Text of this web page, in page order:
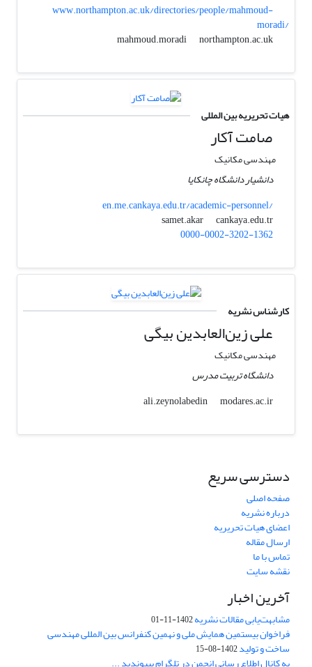
www.northampton.ac.uk/directories/people/mahmoud-
moradi/
mahmoud.moradi
northampton.ac.uk
هیات تحریریه بین المللی
صامت آکار
مهندسی مکانیک
دانشیار دانشگاه چانکایا
en.me.cankaya.edu.tr/academic-personnel/
samet.akar
cankaya.edu.tr
0000-0002-3202-1362
کارشناس نشریه
علی زین‌العابدین بیگی
مهندسی مکانیک
دانشگاه تربیت مدرس
ali.zeynolabedin
modares.ac.ir
دسترسی سریع
صفحه اصلی
درباره نشریه
اعضای هیات تحریریه
ارسال مقاله
تماس با ما
نقشه سایت
آخرین اخبار
مشابهت‌یابی مقالات نشریه1402-11-01
فراخوان بیستمین همایش ملی و نهمین کنفرانس بین المللی مهندسی
ساخت و تولید1402-08-15
به کانال اطلاع رسانی انجمن در تلگرام بپیوندید ...